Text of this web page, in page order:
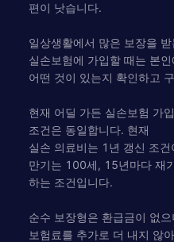
편이 낫습니다.
일상생활에서 많은 보장을
실손보험에 가입할 때는 본
어떤 것이 있는지 확인하고
현재 어딜 가든 실손보험 가
조건은 동일합니다. 현재
실손 의료비는 1년 갱신 조건
만기는 100세, 15년마다 재
하는 조건입니다.
순수 보장형은 환급금이 없으
보험료를 추가로 더 내지 않